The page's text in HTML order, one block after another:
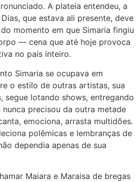
A plateia entendeu, a
que estava ali presente, deve
momento em que Simaria fingiu
— cena que até hoje provoca
no país inteiro.
Simaria se ocupava em
o estilo de outras artistas, sua
segue lotando shows, entregando
precisou da outra metade
emociona, arrasta multidões.
polêmicas e lembranças de
dependia apenas de sua
Maiara e Maraisa de bregas